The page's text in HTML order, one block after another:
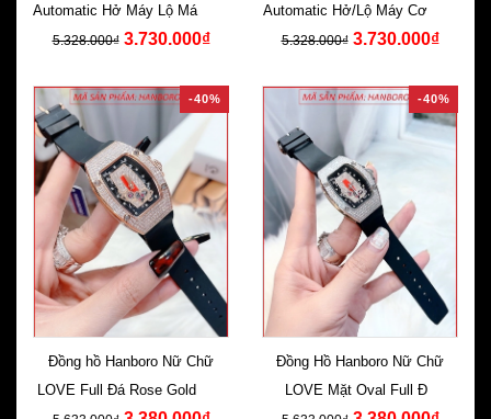
Automatic Hở Máy Lộ Máy Cơ
Rose Gold
5.328.000₫ 3.730.000₫
Automatic Hở/Lộ Máy Cơ Dây
Kim Loại
5.328.000₫ 3.730.000₫
-40%
Đồng hồ Hanboro Nữ Chữ
LOVE Full Đá Rose Gold Dây
-40%
Đồng Hồ Hanboro Nữ Chữ
LOVE Mặt Oval Full Đá